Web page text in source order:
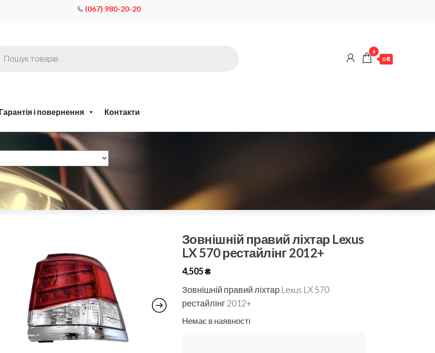
(067) 980-20-20
0
0 ₴
Гарантія і повернення Контакти
Зовнішній правий ліхтар Lexus
LX 570 рестайлінг 2012+
4,505₴
Зовнішній правий ліхтар Lexus LX 570
рестайлінг 2012+
Немає в наявності